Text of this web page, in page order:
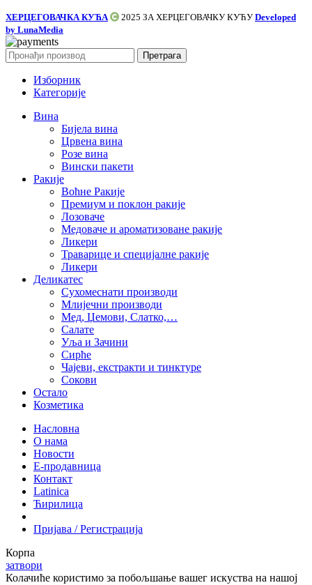
ХЕРЦЕГОВАЧКА КУЋА 2025 ЗАХЕРЦЕГОВАЧКУ КУЋУ Developed
by LunaMedia
Претрага
Изборник
Категорије
Вина
Бијела вина
Црвена вина
Розе вина
Вински пакети
Ракије
Воћне Ракије
Премиум и поклон ракије
Лозоваче
Медоваче и ароматизоване ракије
Ликери
Траварице и специјалне ракије
Ликери
Деликатес
Сухомеснати производи
Млијечни производи
Мед, Џемови, Слатко,…
Салате
Уља и Зачини
Сирће
Чајеви, екстракти и тинктуре
Сокови
Остало
Козметика
Насловна
О нама
Новости
Е-продавница
Контакт
Latinica
Ћирилица
Пријава / Регистрација
Корпа
затвори
Колачиће користимо за побољшање вашег искуства на нашој